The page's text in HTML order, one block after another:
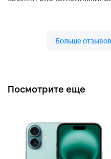
Посмотрите еще